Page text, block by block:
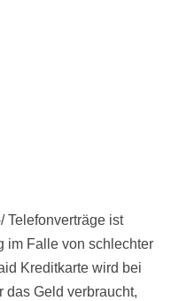
Telefonverträge ist
im Falle von schlechter
Kreditkarte wird bei
das Geld verbraucht,